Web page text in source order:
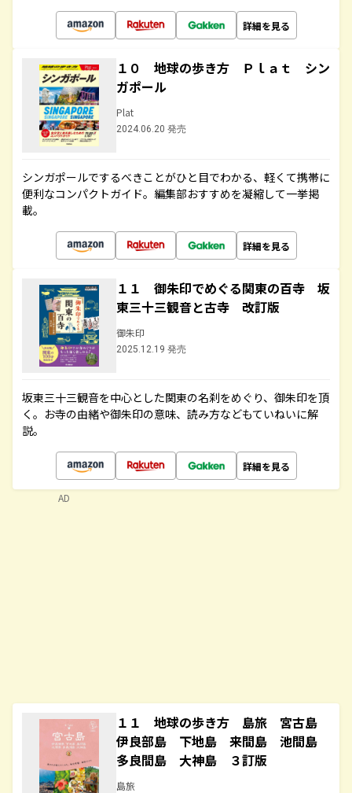
詳細を見る
１０ 地球の歩き方 Ｐｌａｔ シン
ガポール
Plat
2024.06.20 発売
シンガポールでするべきことがひと目でわかる、軽くて携帯に
便利なコンパクトガイド。編集部おすすめを凝縮して一挙掲
載。
詳細を見る
１１ 御朱印でめぐる関東の百寺 坂
東三十三観音と古寺 改訂版
御朱印
2025.12.19 発売
坂東三十三観音を中心とした関東の名刹をめぐり、御朱印を頂
く。お寺の由緒や御朱印の意味、読み方などもていねいに解
説。
詳細を見る
１１ 地球の歩き方 島旅 宮古島
伊良部島 下地島 来間島 池間島
多良間島 大神島 ３訂版
島旅
AD